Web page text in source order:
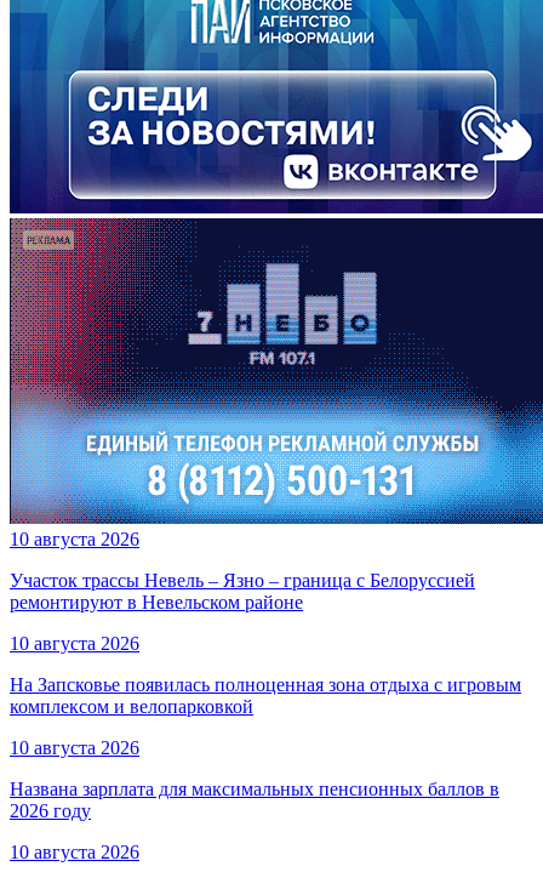
10 августа 2026
Участок трассы Невель – Язно – граница с Белоруссией
ремонтируют в Невельском районе
10 августа 2026
На Запсковье появилась полноценная зона отдыха с игровым
комплексом и велопарковкой
10 августа 2026
Названа зарплата для максимальных пенсионных баллов в
2026 году
10 августа 2026